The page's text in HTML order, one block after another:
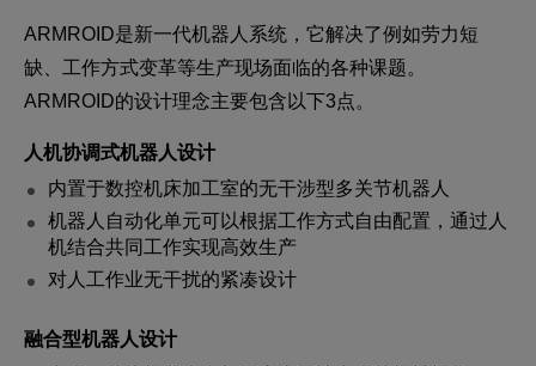
ARMROID是新一代机器人系统，它解决了例如劳力短
缺、工作方式变革等生产现场面临的各种课题。
ARMROID的设计理念主要包含以下3点。
人机协调式机器人设计
内置于数控机床加工室的无干涉型多关节机器人
机器人自动化单元可以根据工作方式自由配置，通过人
机结合共同工作实现高效生产
对人工作业无干扰的紧凑设计
融合型机器人设计